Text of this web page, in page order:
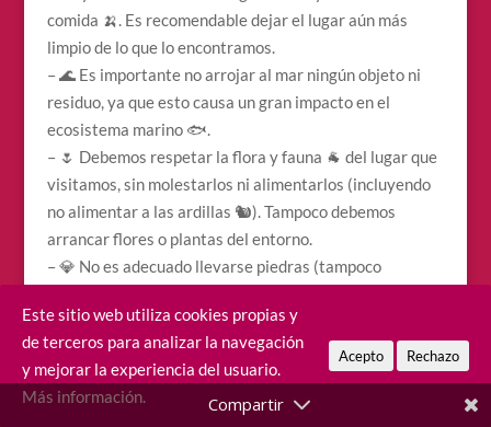
comida 🍌. Es recomendable dejar el lugar aún más
limpio de lo que lo encontramos.
– 🌊 Es importante no arrojar al mar ningún objeto ni
residuo, ya que esto causa un gran impacto en el
ecosistema marino 🐟.
– 🌷 Debemos respetar la flora y fauna 🐐 del lugar que
visitamos, sin molestarlos ni alimentarlos (incluyendo
no alimentar a las ardillas 🐿). Tampoco debemos
arrancar flores o plantas del entorno.
– 💎 No es adecuado llevarse piedras (tampoco
estos son parte del ecosistema y su extracción puede
afectar el equilibrio del mismo.
– 🚶‍♀️🚶‍♀️ Es necesario respetar los senderos y no salirse
de ellos, 🥾 para no dañar la vegetación y el suelo.
Este sitio web utiliza cookies propias y
de terceros para analizar la navegación
y mejorar la experiencia del usuario.
Más información.
Acepto Rechazo